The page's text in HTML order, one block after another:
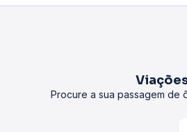
Procure a sua passagem de